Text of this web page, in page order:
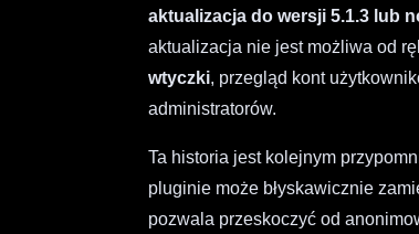
aktualizacja do wersji 5.1.3 lub
aktualizacja nie jest możliwa od
wtyczki, przegląd kont
administratorów.
Ta historia jest kolejnym
pluginie może błyskawicznie
pozwala przeskoczyć od